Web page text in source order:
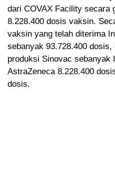
dari COVAX Facility secara
8.228.400 dosis vaksin.
vaksin yang telah diterima
sebanyak 93.728.400
produksi Sinovac sebanyak
AstraZeneca 8.228.400
dosis.